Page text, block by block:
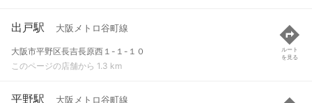
出戸駅 大阪メトロ谷町線
大阪市平野区長吉長原西１-１-１０
このページの店舗から 1.3 km
ルート
を見る
平野駅 大阪メトロ谷町線